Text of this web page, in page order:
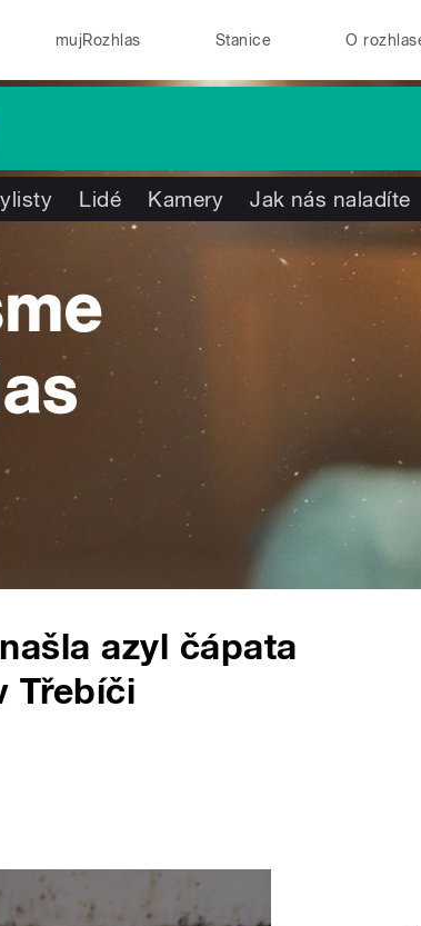
mujRozhlas Stanice O
Lidé Kamery Jak nás naladíte
azyl čápata
Třebíči